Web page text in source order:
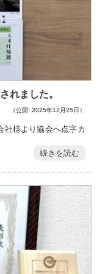
れました。
（公開: 2025年12月25日）
社様より協会へ点字カ
続きを読む